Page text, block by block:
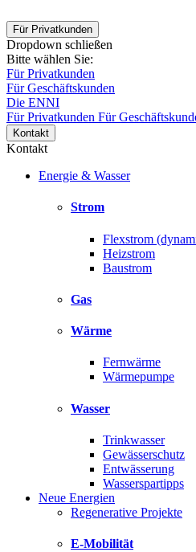
Für Privatkunden
Dropdown schließen
Bitte wählen Sie:
Für Privatkunden
Für Geschäftskunden
Die ENNI
Für Privatkunden Für
Kontakt
Kontakt
Energie & Wasser
Strom
Flexstrom
Heizstrom
Baustrom
Gas
Wärme
Fernwärme
Wärmepumpe
Wasser
Trinkwasser
Gewässerschutz
Entwässerung
Wasserspartipps
Neue Energien
Regenerative Projekte
E-Mobilität